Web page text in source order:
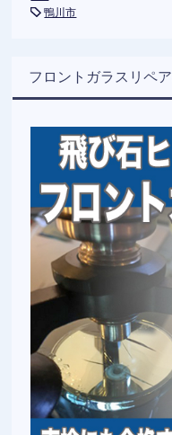
鴨川市
フロントガラスリペ